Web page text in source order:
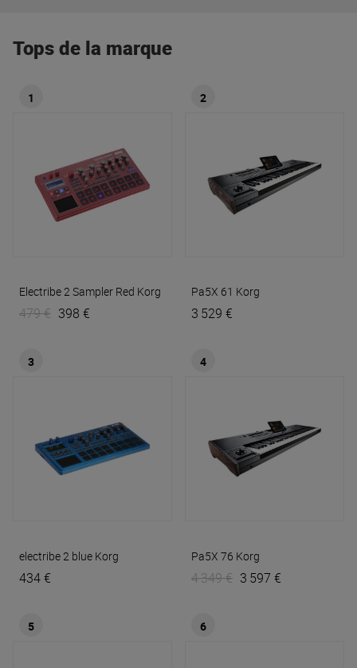
Tops de la marque
1
Electribe 2 Sampler Red Korg
479 € 398 €
2
Pa5X 61 Korg
3 529 €
3
electribe 2 blue Korg
434 €
4
Pa5X 76 Korg
4 349 € 3 597 €
5 6